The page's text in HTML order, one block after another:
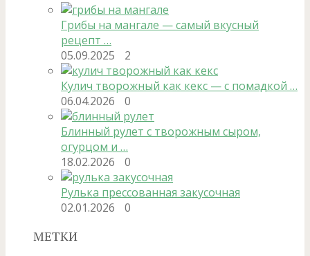
Грибы на мангале — самый вкусный
рецепт …
05.09.2025
2
Кулич творожный как кекс — с помадкой …
06.04.2026
0
Блинный рулет с творожным сыром,
огурцом и …
18.02.2026
0
Рулька прессованная закусочная
02.01.2026
0
МЕТКИ